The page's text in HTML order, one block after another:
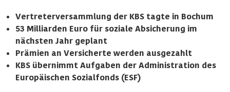
Vertreterversammlung der KBS tagte in Bochum
53 Milliarden Euro für soziale Absicherung im
nächsten Jahr geplant
Prämien an Versicherte werden ausgezahlt
KBS übernimmt Aufgaben der Administration des
Europäischen Sozialfonds (ESF)